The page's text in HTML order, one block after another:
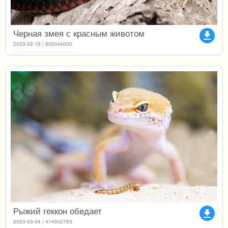
file_download
Черная змея с красным животом
2023-02-16 | 6000x4000
file_download
Рыжий геккон обедает
2023-03-04 | 4145x2765